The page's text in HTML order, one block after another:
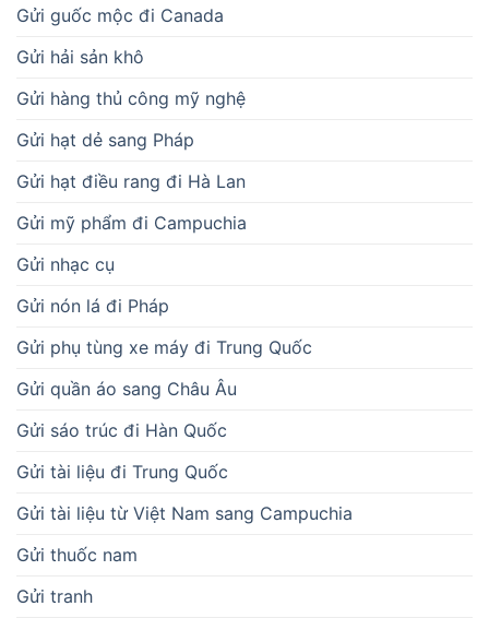
Gửi guốc mộc đi Canada
Gửi hải sản khô
Gửi hàng thủ công mỹ nghệ
Gửi hạt dẻ sang Pháp
Gửi hạt điều rang đi Hà Lan
Gửi mỹ phẩm đi Campuchia
Gửi nhạc cụ
Gửi nón lá đi Pháp
Gửi phụ tùng xe máy đi Trung Quốc
Gửi quần áo sang Châu Âu
Gửi sáo trúc đi Hàn Quốc
Gửi tài liệu đi Trung Quốc
Gửi tài liệu từ Việt Nam sang Campuchia
Gửi thuốc nam
Gửi tranh